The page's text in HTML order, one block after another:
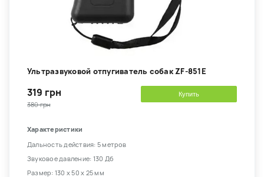
Ультразвуковой отпугиватель собак ZF-851E
319 грн
380 грн
Купить
Характеристики
Дальность действия: 5 метров
Звуковое давление: 130 Дб
Размер: 130 х 50 х 25 мм